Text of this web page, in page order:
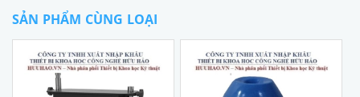
SẢN PHẨM CÙNG LOẠI